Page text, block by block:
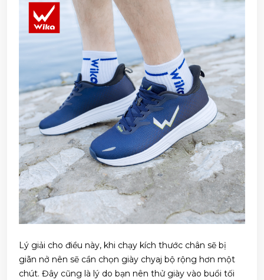
Lý giải cho điều này, khi chạy kích thước chân sẽ bị
giãn nở nên sẽ cần chọn giày chyaj bộ rộng hơn một
chút. Đây cũng là lý do bạn nên thử giày vào buổi tối